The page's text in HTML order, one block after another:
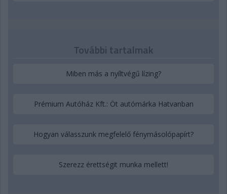
További tartalmak
Miben más a nyíltvégű lízing?
Prémium Autóház Kft.: Öt autómárka Hatvanban
Hogyan válasszunk megfelelő fénymásolópapírt?
Szerezz érettségit munka mellett!